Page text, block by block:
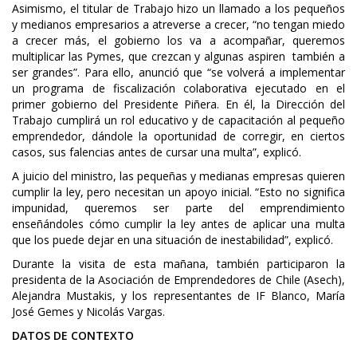
Asimismo, el titular de Trabajo hizo un llamado a los pequeños
y medianos empresarios a atreverse a crecer, “no tengan miedo
a crecer más, el gobierno los va a acompañar, queremos
multiplicar las Pymes, que crezcan y algunas aspiren también a
ser grandes”. Para ello, anunció que “se volverá a implementar
un programa de fiscalización colaborativa ejecutado en el
primer gobierno del Presidente Piñera. En él, la Dirección del
Trabajo cumplirá un rol educativo y de capacitación al pequeño
emprendedor, dándole la oportunidad de corregir, en ciertos
casos, sus falencias antes de cursar una multa”, explicó.
A juicio del ministro, las pequeñas y medianas empresas quieren
cumplir la ley, pero necesitan un apoyo inicial. “Esto no significa
impunidad, queremos ser parte del emprendimiento
enseñándoles cómo cumplir la ley antes de aplicar una multa
que los puede dejar en una situación de inestabilidad”, explicó.
Durante la visita de esta mañana, también participaron la
presidenta de la Asociación de Emprendedores de Chile (Asech),
Alejandra Mustakis, y los representantes de IF Blanco, María
José Gemes y Nicolás Vargas.
DATOS DE CONTEXTO